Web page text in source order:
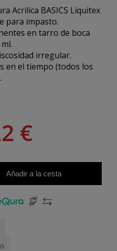
Acrilica BASICS Liquitex
para impasto.
en tarro de boca
irregular.
en el tiempo (todos los
€
Añadir a la cesta